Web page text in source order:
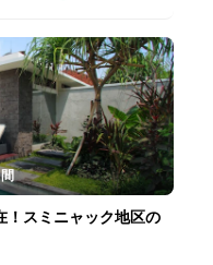
！スミニャック地区の